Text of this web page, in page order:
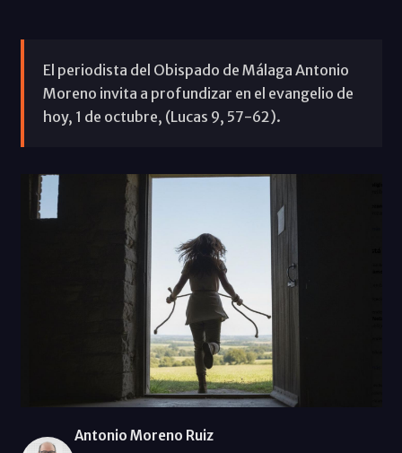
El periodista del Obispado de Málaga Antonio
Moreno invita a profundizar en el evangelio de
hoy, 1 de octubre, (Lucas 9, 57-62).
Antonio Moreno Ruiz